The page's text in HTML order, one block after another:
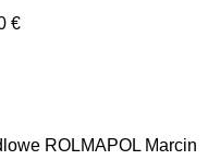
€
ROLMAPOL Marcin